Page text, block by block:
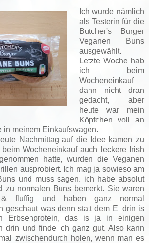
Ich wurde nämlich
als Testerin für die
Butcher's Burger
Veganen Buns
ausgewählt.
Letzte Woche hab
ich beim
Wocheneinkauf
dann nicht dran
gedacht, aber
heute war mein
Köpfchen voll an
in meinem Einkaufswagen.
Nachmittag auf die Idee kamen zu
Wocheneinkauf auch leckere Irish
hatte, wurden die Veganen
ausprobiert. Ich mag ja sowieso am
und muss sagen, ich habe absolut
zu normalen Buns bemerkt. Sie waren
fluffig und haben ganz normal
geschaut was denn statt dem Ei drin is
Erbsenprotein, das is ja in einigen
drin und finde ich ganz gut. Also kann
zwischendurch holen, wenn man es